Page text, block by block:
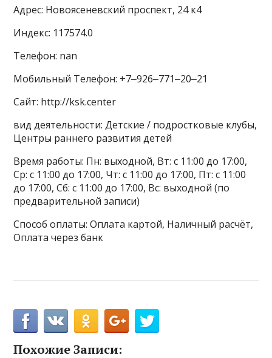
Адрес: Новоясеневский проспект, 24 к4
Индекс: 117574.0
Телефон: nan
Мобильный Телефон: +7‒926‒771‒20‒21
Сайт: http://ksk.center
вид деятельности: Детские / подростковые клубы,
Центры раннего развития детей
Время работы: Пн: выходной, Вт: с 11:00 до 17:00,
Ср: с 11:00 до 17:00, Чт: с 11:00 до 17:00, Пт: с 11:00
до 17:00, Сб: с 11:00 до 17:00, Вс: выходной (по
предварительной записи)
Способ оплаты: Оплата картой, Наличный расчёт,
Оплата через банк
Похожие Записи: